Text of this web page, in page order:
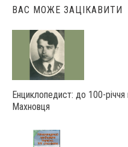
ВАС МОЖЕ ЗАЦІКАВИТИ
Енциклопедист: до 100-
Махновця